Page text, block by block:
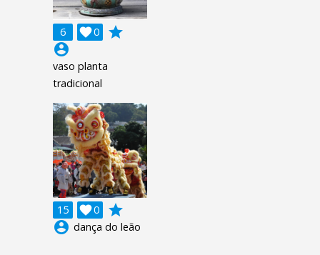
6 0

grade
account_circle
vaso planta
tradicional
15 0

grade
account_circle dança do leão